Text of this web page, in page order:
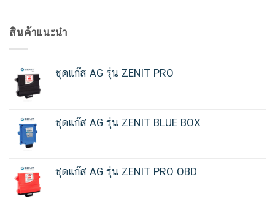
สินค้าแนะนำ
ชุดแก๊ส AG รุ่น ZENIT PRO
ชุดแก๊ส AG รุ่น ZENIT BLUE BOX
ชุดแก๊ส AG รุ่น ZENIT PRO OBD